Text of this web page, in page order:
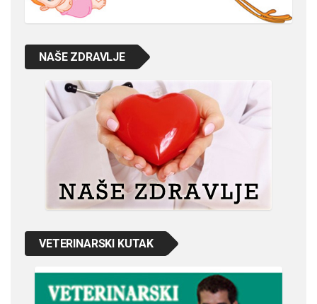
NAŠE ZDRAVLJE
VETERINARSKI KUTAK